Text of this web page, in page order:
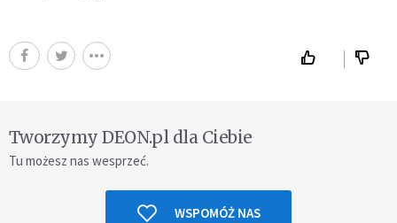
Tworzymy DEON.pl dla Ciebie
Tu możesz nas wesprzeć.
WSPOMÓŻ NAS